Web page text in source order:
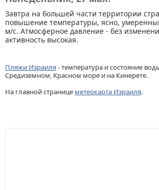
Завтра на большей части территории
повышение температуры, ясно,
м/с. Атмосферное давление - без
активность высокая.
Пляжи Израиля- температура и состояние
Средиземном, Красном море и на Кинерете.
На главной странице метеокарта Израиля.